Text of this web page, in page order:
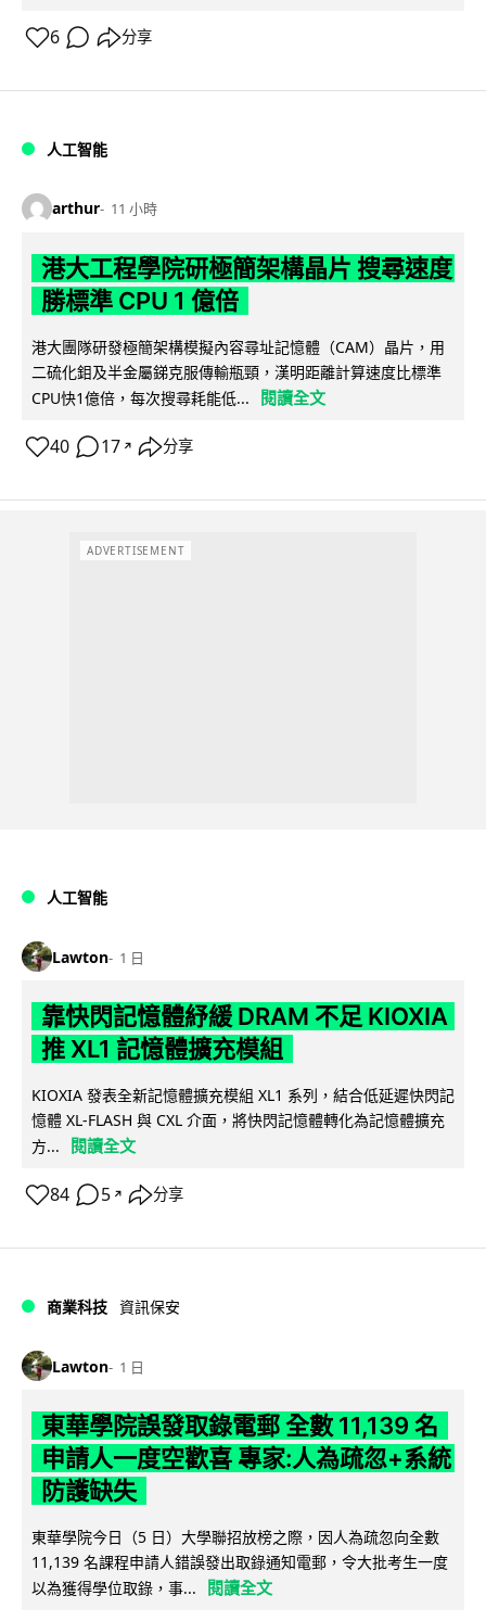
6 分享
人工智能
arthur 11 小時
港大工程學院研極簡架構晶片 搜尋速度
勝標準 CPU 1 億倍
港大團隊研發極簡架構模擬內容尋址記憶體（CAM）晶片，用
二硫化鉬及半金屬銻克服傳輸瓶頸，漢明距離計算速度比標準
CPU快1億倍，每次搜尋耗能低...
閱讀全文
40 17 ↗ 分享
ADVERTISEMENT
人工智能
Lawton 1 日
靠快閃記憶體紓緩 DRAM 不足 KIOXIA
推 XL1 記憶體擴充模組
KIOXIA 發表全新記憶體擴充模組 XL1 系列，結合低延遲快閃記
憶體 XL-FLASH 與 CXL 介面，將快閃記憶體轉化為記憶體擴充
方...
閱讀全文
84 5 ↗ 分享
商業科技 資訊保安
Lawton 1 日
東華學院誤發取錄電郵 全數 11,139 名
申請人一度空歡喜 專家:人為疏忽+系統
防護缺失
東華學院今日（5 日）大學聯招放榜之際，因人為疏忽向全數
11,139 名課程申請人錯誤發出取錄通知電郵，令大批考生一度
以為獲得學位取錄，事...
閱讀全文